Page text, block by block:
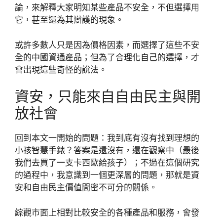
論，來解釋大家明知某些產品不安全，不但選擇用
它，甚至還為其辯護的現象。
或許多數人只是因為價格因素，而選擇了這些不安
全的中國資通產品；但為了合理化自己的選擇，才
會出現這些奇怪的說法。
資安，只能來自自由民主與開
放社會
回到本文一開始的問題：我到底有沒有找到理想的
小孩智慧手錶？答案是還沒有，還在觀察中（最後
我們去買了一支卡西歐給孩子）；不過在這個研究
的過程中，我意識到一個更深層的問題，那就是資
安和自由民主價值間密不可分的關係。
綜觀市面上相對比較安全的各種產品和服務，會發